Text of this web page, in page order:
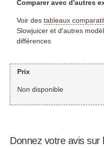
Comparer avec d'autres
Voir des tableaux
Slowjuicer et d'autres
différences
Prix
Non disponible
Donnez votre avis sur